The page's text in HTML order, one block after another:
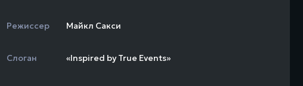
Режиссер Майкл Сакси
Слоган «Inspired by True Events»